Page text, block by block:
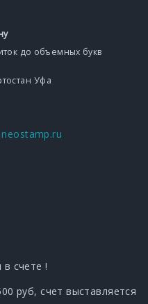
до объемных букв
Уфа
neostamp.ru
счете !
руб, счет выставляется